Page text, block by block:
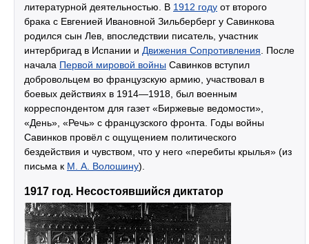
литературной деятельностью. В 1912 году от второго
брака с Евгенией Ивановной Зильберберг у Савинкова
родился сын Лев, впоследствии писатель, участник
интербригад в Испании и Движения Сопротивления . После
начала Первой мировой войны Савинков вступил
добровольцем во французскую армию, участвовал в
боевых действиях в 1914—1918, был военным
корреспондентом для газет «Биржевые ведомости»,
«День», «Речь» с французского фронта. Годы войны
Савинков провёл с ощущением политического
бездействия и чувством, что у него «перебиты крылья» (из
письма к М. А. Волошину).
1917 год. Несостоявшийся диктатор